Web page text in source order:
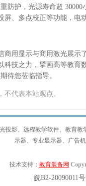
防护，光源寿命超
屏、多点校正等功能，电
用显示与商用激光展示
科技之力，擘画高等教育
待您莅临指导。
代表本站观点。
投影、远程教学软件、教育
示器、专业显示器、广告
技术支持： 教育装备网
皖B2-20090011